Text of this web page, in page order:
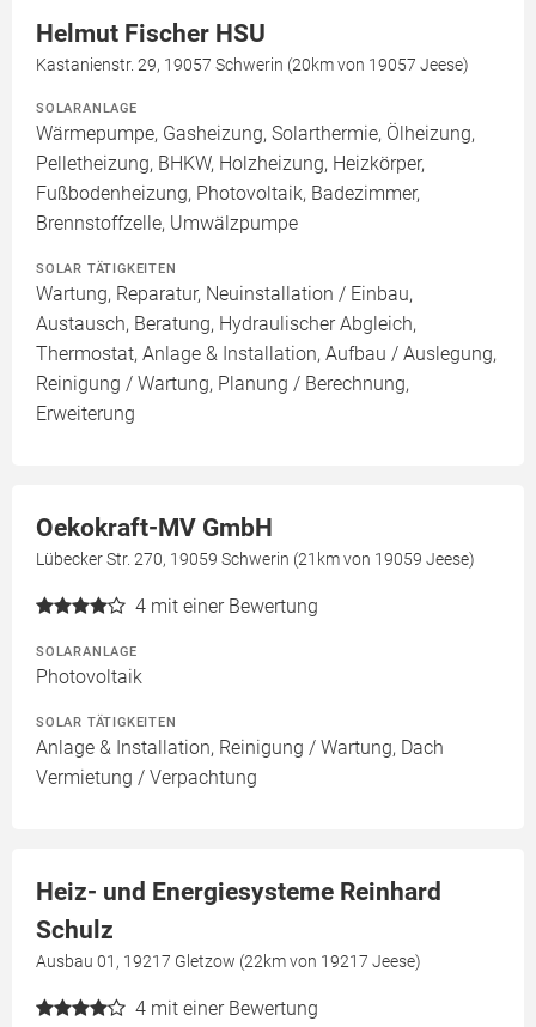
Helmut Fischer HSU
Kastanienstr. 29, 19057 Schwerin (20km von 19057 Jeese)
SOLARANLAGE
Wärmepumpe, Gasheizung, Solarthermie, Ölheizung,
Pelletheizung, BHKW, Holzheizung, Heizkörper,
Fußbodenheizung, Photovoltaik, Badezimmer,
Brennstoffzelle, Umwälzpumpe
SOLAR TÄTIGKEITEN
Wartung, Reparatur, Neuinstallation / Einbau,
Austausch, Beratung, Hydraulischer Abgleich,
Thermostat, Anlage & Installation, Aufbau / Auslegung,
Reinigung / Wartung, Planung / Berechnung,
Erweiterung
Oekokraft-MV GmbH
Lübecker Str. 270, 19059 Schwerin (21km von 19059 Jeese)
4 mit einer Bewertung
SOLARANLAGE
Photovoltaik
SOLAR TÄTIGKEITEN
Anlage & Installation, Reinigung / Wartung, Dach
Vermietung / Verpachtung
Heiz- und Energiesysteme Reinhard
Schulz
Ausbau 01, 19217 Gletzow (22km von 19217 Jeese)
4 mit einer Bewertung